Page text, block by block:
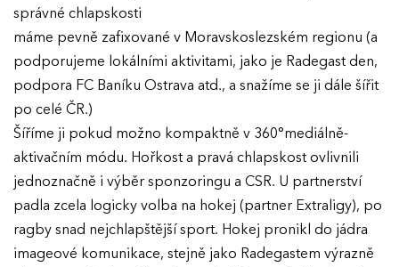
správné chlapskosti
máme pevně zafixované v Moravskoslezském regionu (a
podporujeme lokálními aktivitami, jako je Radegast den,
podpora FC Baníku Ostrava atd., a snažíme se ji dále šířit
po celé ČR.)
Šíříme ji pokud možno kompaktně v 360°mediálně-
aktivačním módu. Hořkost a pravá chlapskost ovlivnili
jednoznačně i výběr sponzoringu a CSR. U partnerství
padla zcela logicky volba na hokej (partner Extraligy), po
ragby snad nejchlapštější sport. Hokej pronikl do jádra
imageové komunikace, stejně jako Radegastem výrazně